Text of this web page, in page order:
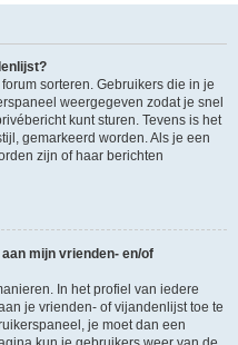
sorteren. Gebruikers die in je
weergegeven zodat je snel
kunt sturen. Tevens is het
gemarkeerd worden. Als je een
zijn of haar berichten
mijn vrienden- en/of
In het profiel van iedere
je vrienden- of vijandenlijst toe te
je moet dan een